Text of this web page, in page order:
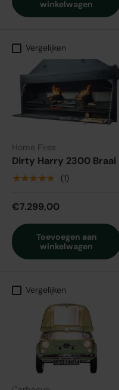
winkelwagen
Vergelijken
Home Fires
Dirty Harry 2300 Braai
★★★★★ (1)
€7.299,00
Toevoegen aan
winkelwagen
Vergelijken